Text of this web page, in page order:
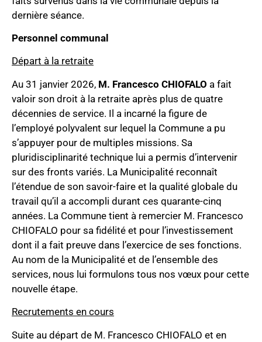
dernière séance.
Personnel communal
Départ à la retraite
Au 31 janvier 2026, M. Francesco CHIOFALO a fait
valoir son droit à la retraite après plus de quatre
décennies de service. Il a incarné la figure de
l’employé polyvalent sur lequel la Commune a pu
s’appuyer pour de multiples missions. Sa
pluridisciplinarité technique lui a permis d’intervenir
sur des fronts variés. La Municipalité reconnaît
l’étendue de son savoir-faire et la qualité globale du
travail qu’il a accompli durant ces quarante-cinq
années. La Commune tient à remercier M. Francesco
CHIOFALO pour sa fidélité et pour l’investissement
dont il a fait preuve dans l’exercice de ses fonctions.
Au nom de la Municipalité et de l’ensemble des
services, nous lui formulons tous nos vœux pour cette
nouvelle étape.
Recrutements en cours
Suite au départ de M. Francesco CHIOFALO et en